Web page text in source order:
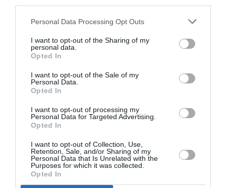
Personal Data Processing Opt Outs
I want to opt-out of the Sharing of my
personal data.
Opted In
I want to opt-out of the Sale of my
Personal Data.
Opted In
I want to opt-out of processing my
Personal Data for Targeted Advertising.
Opted In
I want to opt-out of Collection, Use,
Retention, Sale, and/or Sharing of my
Personal Data that Is Unrelated with the
Purposes for which it was collected.
Opted In
Nico a commenté :
22 mars 2019 - 14 h 24 min
Le ont copié sur les tenues de la première d’AF..
Nicoa commenté :
Ducona commenté :
22 mars 2019 - 14 h 56 min
On retrouve bien dans les 2 commentaires précédents le
biais français de la dévalorisation…